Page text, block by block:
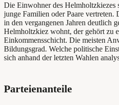
Die Einwohner des Helmholtzkiezes
junge Familien oder Paare vertreten.
in den vergangenen Jahren deutlich
Helmholtzkiez wohnt, der gehört zu
Einkommensschicht. Die meisten
Bildungsgrad. Welche politische
sich anhand der letzten Wahlen
Parteienanteile